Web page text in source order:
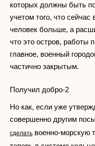
которых должны быть
учетом того, что сейчас
человек больше, а
что это остров, работы
главное, военный
частично закрытым.
Получил добро-2
Но как, если уже
совершенно другим
сделать военно-морскую